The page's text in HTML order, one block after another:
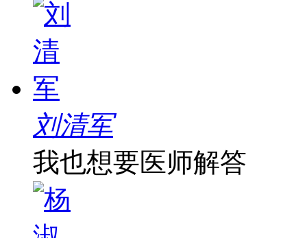
刘清军
我也想要医师解答